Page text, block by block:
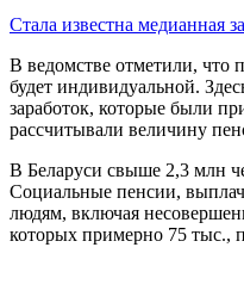
Стала известна медианная
В ведомстве отметили, что
будет индивидуальной.
заработок, которые были
рассчитывали величину
В Беларуси свыше 2,3 млн
Социальные пенсии,
людям, включая
которых примерно 75 тыс.,